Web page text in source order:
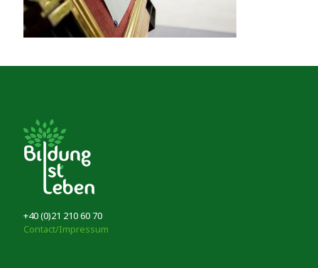
+40 (0)21 210 60 70
Contact/Impressum